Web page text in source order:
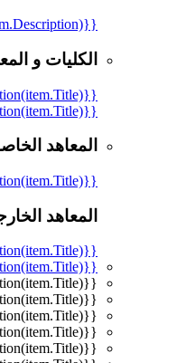
{{mmc.getCurrentTranslation(item.Description)}}
الكليات و
{{mmc.getCurrentTranslation(item.Title)}}
{{mmc.getCurrentTranslation(item.Title)}}
المعاهد
{{mmc.getCurrentTranslation(item.Title)}}
المعاهد
{{mmc.getCurrentTranslation(item.Title)}}
{{mmc.getCurrentTranslation(item.Title)}}
{{mmc.getCurrentTranslation(item.Title)}}
{{mmc.getCurrentTranslation(item.Title)}}
{{mmc.getCurrentTranslation(item.Title)}}
{{mmc.getCurrentTranslation(item.Title)}}
{{mmc.getCurrentTranslation(item.Title)}}